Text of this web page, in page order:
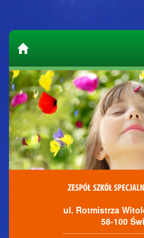
ul. Rotmistrza
58-100